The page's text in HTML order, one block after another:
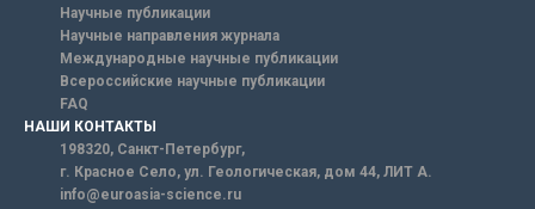
Научные публикации
Научные направления журнала
Международные научные публикации
Всероссийские научные публикации
FAQ
НАШИ КОНТАКТЫ
198320, Санкт-Петербург,
г. Красное Село, ул. Геологическая, дом 44, ЛИТ А.
info@euroasia-science.ru